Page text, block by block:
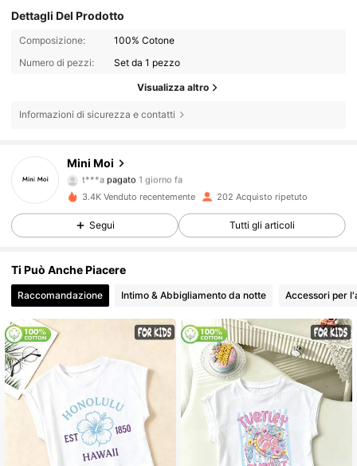
Dettagli Del Prodotto
Composizione:
100% Cotone
Numero di pezzi:
Set da 1 pezzo
Visualizza altro
Informazioni di sicurezza e contatti
Mini Moi
t***apagato
m***4segue 1 giorno fa
4.64
120 Follower
4.64 120 Follower
4.64 120 Follower
4.64 120 Follower
3.4K Venduto recentemente 202 Acquisto ripetuto
Segui Tutti gli articoli
Ti Può Anche Piacere
Raccomandazione Intimo & Abbigliamento da notte Accessori per